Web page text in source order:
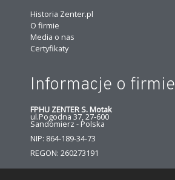
Historia Zenter.pl
O firmie
Media o nas
Certyfikaty
Informacje o firmie
FPHU ZENTER S. Motak
ul.Pogodna 37, 27-600
Sandomierz - Polska
NIP: 864-189-34-73
REGON: 260273191